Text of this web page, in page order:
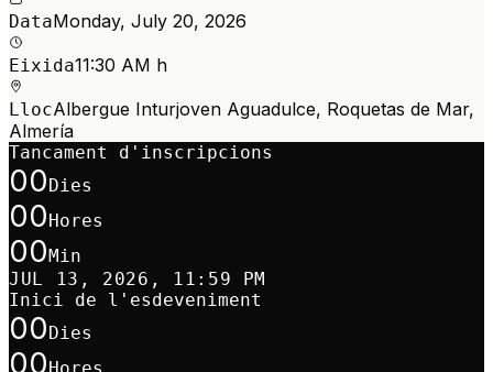
DataMonday, July 20, 2026
Eixida11:30 AM h
LlocAlbergue Inturjoven Aguadulce, Roquetas de Mar,
Almería
Tancament d'inscripcions
00Dies
00Hores
00Min
JUL 13, 2026, 11:59 PM
Inici de l'esdeveniment
00Dies
00